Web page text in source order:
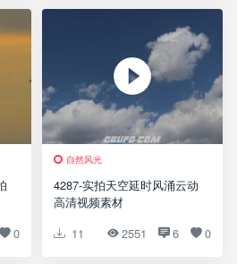
0
自然风光
4287-实拍天空延时风涌云动
高清视频素材
11
2551 6 0